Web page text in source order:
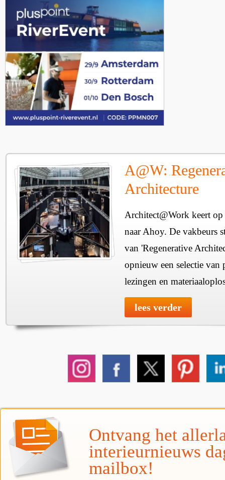
A@W:
Architecture
Architect@Work keert
naar Ahoy. De vakbeurs
van 'Regenerative
opnieuw een selectie van
lezingen en
lees verder
Ontvang het
interieurnieuws
mailbox!